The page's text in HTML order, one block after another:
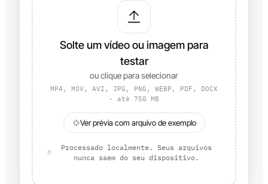
Solte um vídeo ou imagem para
testar
ou clique para selecionar
MP4, MOV, AVI, JPG, PNG, WEBP, PDF, DOCX
- até 750 MB
Ver prévia com arquivo de exemplo
Processado localmente. Seus arquivos
nunca saem do seu dispositivo.